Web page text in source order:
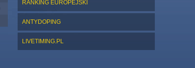
RANKING EUROPEJSKI
ANTYDOPING
LIVETIMING.PL